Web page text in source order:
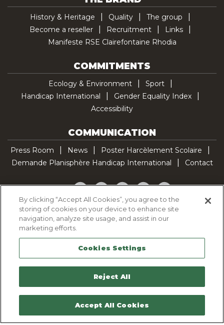
History & Heritage Quality
The group
Become a reseller
Recruitment
Links
Manifeste RSE Clairefontaine Rhodia
COMMITMENTS
Ecology & Environment
Sport
Handicap International
Gender Equality Index
Accessibility
COMMUNICATION
Press Room News
Poster Harcèlement Scolaire
Demande Planisphère Handicap International
Contact
Facebook
TwitterYouTubePinterestTikTok
Cookie Policy
Legal Notice
Sitemap
Contactez-nous
By clicking “Accept All Cookies”, you agree to the
storing of cookies on your device to enhance site
navigation, analyze site usage, and assist in our
marketing efforts.
Cookies Settings
Reject All
Accept All Cookies